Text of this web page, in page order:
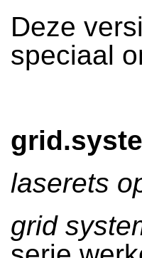
Deze
speciaal
laserets
grid